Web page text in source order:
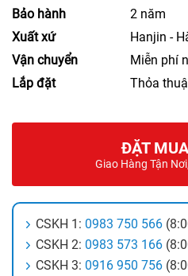
Bảo hành
2 năm
Xuất xứ
Hanjin -
Vận chuyển
Miễn phí
Lắp đặt
Thỏa
ĐẶT
Giao Hàng Tận
CSKH 1: 0983 750 566
CSKH 2: 0983 573 166
CSKH 3: 0916 950 756